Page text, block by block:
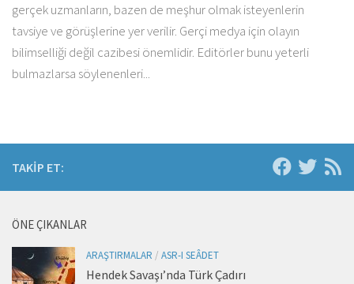
gerçek uzmanların, bazen de meşhur olmak isteyenlerin
tavsiye ve görüşlerine yer verilir. Gerçi medya için olayın
bilimselliği değil cazibesi önemlidir. Editörler bunu yeterli
bulmazlarsa söylenenleri...
TAKIP ET:
ÖNE ÇIKANLAR
ARAŞTIRMALAR / ASR-I SEÂDET
Hendek Savaşı’nda Türk Çadırı